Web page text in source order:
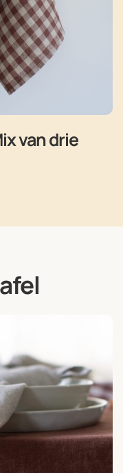
van drie